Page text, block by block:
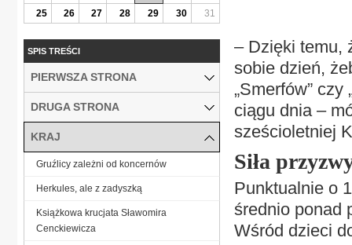
– Dzięki temu,
sobie dzień,
„Smerfów”
ciągu dnia –
sześcioletniej
Siła
Punktualnie o
średnio ponad
Wśród dzieci
25
26 27 28 29 30 31
SPIS TREŚCI
PIERWSZA STRONA
DRUGA STRONA
KRAJ
Gruźlicy zależni od koncernów
Herkules, ale z zadyszką
Książkowa krucjata Sławomira
Cenckiewicza